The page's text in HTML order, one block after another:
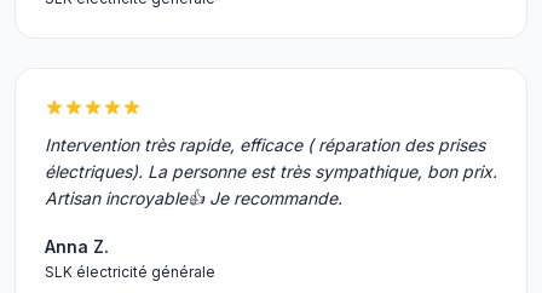
Intervention très rapide, efficace ( réparation des prises
électriques). La personne est très sympathique, bon prix.
Artisan incroyable👍 Je recommande.
Anna Z.
SLK électricité générale